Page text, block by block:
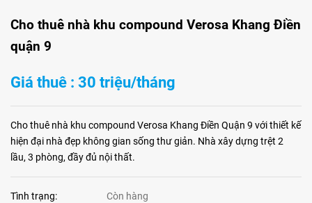
Cho thuê nhà khu compound Verosa Khang Điền
quận 9
Giá thuê : 30 triệu/tháng
Cho thuê nhà khu compound Verosa Khang Điền Quận 9 với thiết kế
hiện đại nhà đẹp không gian sống thư giản. Nhà xây dựng trệt 2
lầu, 3 phòng, đầy đủ nội thất.
Tình trạng: Còn hàng